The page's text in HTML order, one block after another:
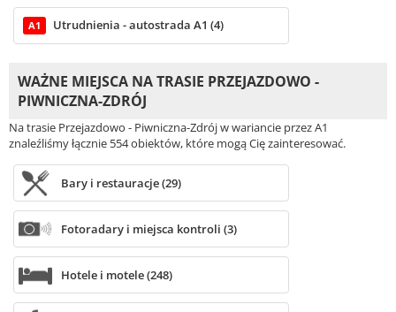
A1 Utrudnienia - autostrada A1 (4)
WAŻNE MIEJSCA NA TRASIE PRZEJAZDOWO -
PIWNICZNA-ZDRÓJ
Na trasie Przejazdowo - Piwniczna-Zdrój w wariancie przez A1
znaleźliśmy łącznie 554 obiektów, które mogą Cię zainteresować.
Bary i restauracje (29)
Fotoradary i miejsca kontroli (3)
Hotele i motele (248)